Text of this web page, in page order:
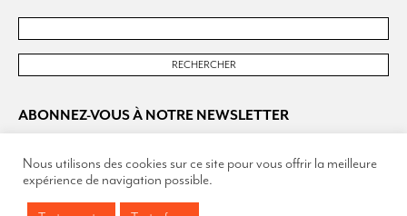
ABONNEZ-VOUS À NOTRE NEWSLETTER
Nous utilisons des cookies sur ce site pour vous offrir la meilleure
expérience de navigation possible.